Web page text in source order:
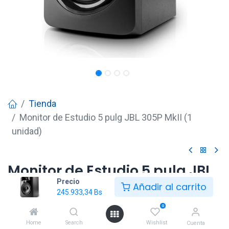
Precio
245.933,34Bs Añadir al carrito
Home Search
0
Wishlist Cuenta
Tienda
Monitor de Estudio 5 pulg JBL 305P MkII (1
unidad)
Monitor de Estudio 5 pulg JBL
305P MkII (1 unidad)
245.933,34Bs